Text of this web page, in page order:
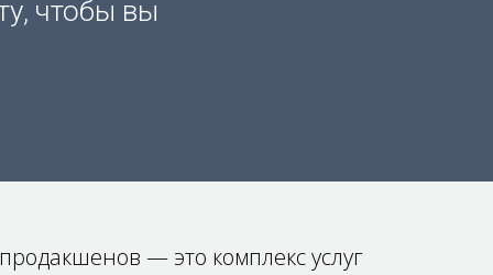
чтобы вы
— это комплекс услуг